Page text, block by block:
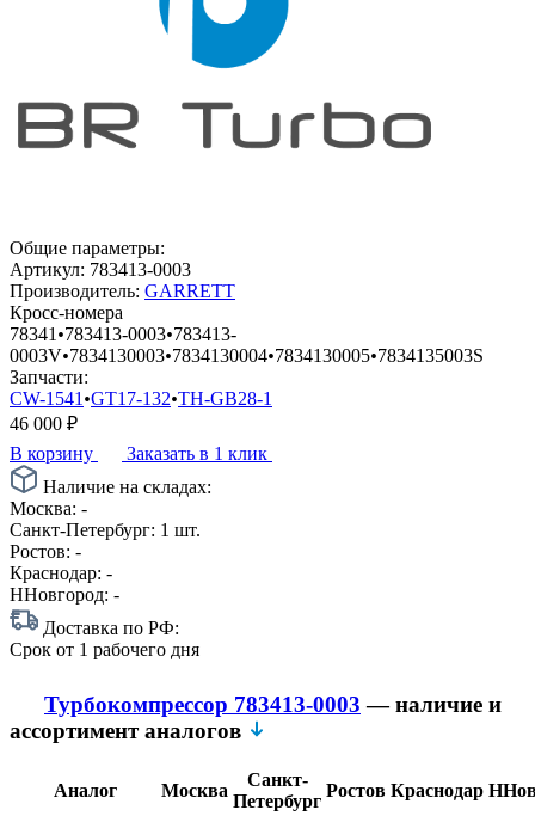
Общие параметры:
Артикул: 783413-0003
Производитель: GARRETT
Кросс-номера
78341 •783413-0003•783413-
0003V•7834130003•7834130004•7834130005•7834135003S
Запчасти:
CW-1541 •GT17-132•TH-GB28-1
46 000 ₽
В корзину
Заказать в 1 клик
Наличие на складах:
Москва: -
Санкт-Петербург: 1 шт.
Ростов: -
Краснодар: -
ННовгород: -
Доставка по РФ:
Срок от 1 рабочего дня
Турбокомпрессор 783413-0003 — наличие и
ассортимент аналогов
Аналог Москва
Санкт-
Петербург
Ростов Краснодар